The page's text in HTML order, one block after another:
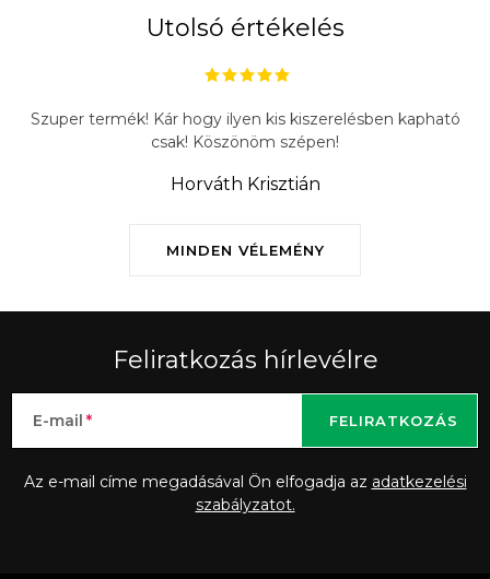
Utolsó értékelés
MINDEN VÉLEMÉNY
Szuper termék! Kár hogy ilyen kis kiszerelésben kapható
csak! Köszönöm szépen!
Horváth Krisztián
Feliratkozás hírlevélre
E-mail
Az e-mail címe megadásával Ön elfogadja az adatkezelési
szabályzatot.
FELIRATKOZÁS